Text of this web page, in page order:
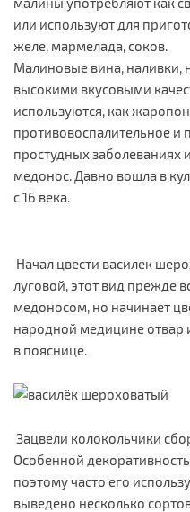
или используют для
желе, мармелада, соков.
Малиновые вина, наливки,
высокими вкусовыми
используются, как
противовоспалительное и
простудных
медонос. Давно вошла в
с 16 века.
Начал цвести василек
луговой, этот вид прежде
медоносом, но начинает
народной медицине отвар
в пояснице.
Зацвели колокольчики
Особенной
поэтому часто его
выведено несколько